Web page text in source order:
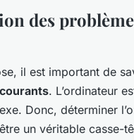
des
il est important de
. L’ordinateur
Donc, déterminer
un véritable casse-